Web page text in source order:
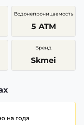
Водонепроницаемость
5 ATM
Бренд
Skmei
на года